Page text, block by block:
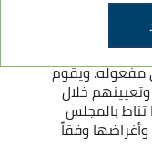
ويشمل النظام
الإدارة وعدد
لمتطلبات
مفعوله. ويقوم
خلال
بالمجلس
وفقاً